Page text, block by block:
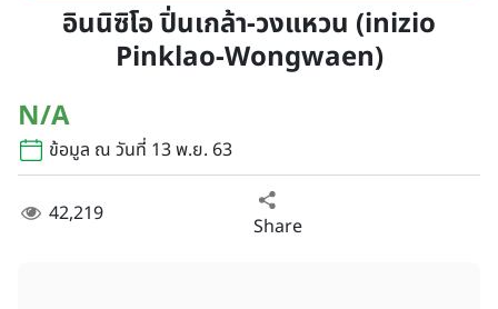
อินนิซิโอ ปิ่นเกล้า-วงแหวน (inizio
Pinklao-Wongwaen)
N/A
ข้อมูล ณ วันที่ 13 พ.ย. 63
42,219 Share